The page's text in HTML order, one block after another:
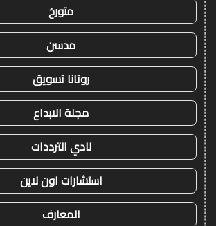
متورخ
مدسن
روتانا تسويق
مجلة الابداع
نادي الترددات
استشارات اون لاين
المعارف